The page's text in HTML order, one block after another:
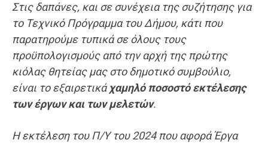
Στις δαπάνες, και σε συνέχεια της συζήτησης για
το Τεχνικό Πρόγραμμα του Δήμου, κάτι που
παρατηρούμε τυπικά σε όλους τους
προϋπολογισμούς από την αρχή της πρώτης
κιόλας θητείας μας στο δημοτικό συμβούλιο,
είναι το εξαιρετικά χαμηλό ποσοστό εκτέλεσης
των έργων και των μελετών.
Η εκτέλεση του Π/Υ του 2024 που αφορά Έργα